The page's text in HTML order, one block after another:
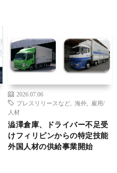
2026.07.06
プレスリリースなど
海外
雇用/
人材
澁澤倉庫、ドライバー不足受
けフィリピンからの特定技能
外国人材の供給事業開始